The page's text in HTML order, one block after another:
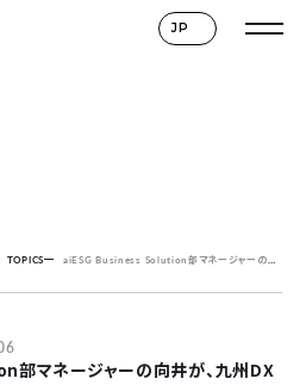
JP
TOPICS aiESG Business Solution部マネージャーの向井が、九州DX推進コンソーシアム第4回総会に登壇します
マネージャーの向井が、九州DX